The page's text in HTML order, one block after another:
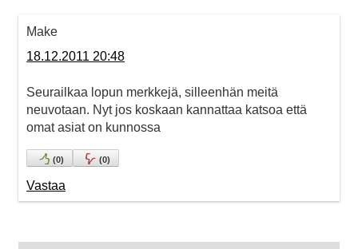
Make
18.12.2011 20:48
Seurailkaa lopun merkkejä, silleenhän meitä
neuvotaan. Nyt jos koskaan kannattaa katsoa että
omat asiat on kunnossa
(0) (0)
Vastaa